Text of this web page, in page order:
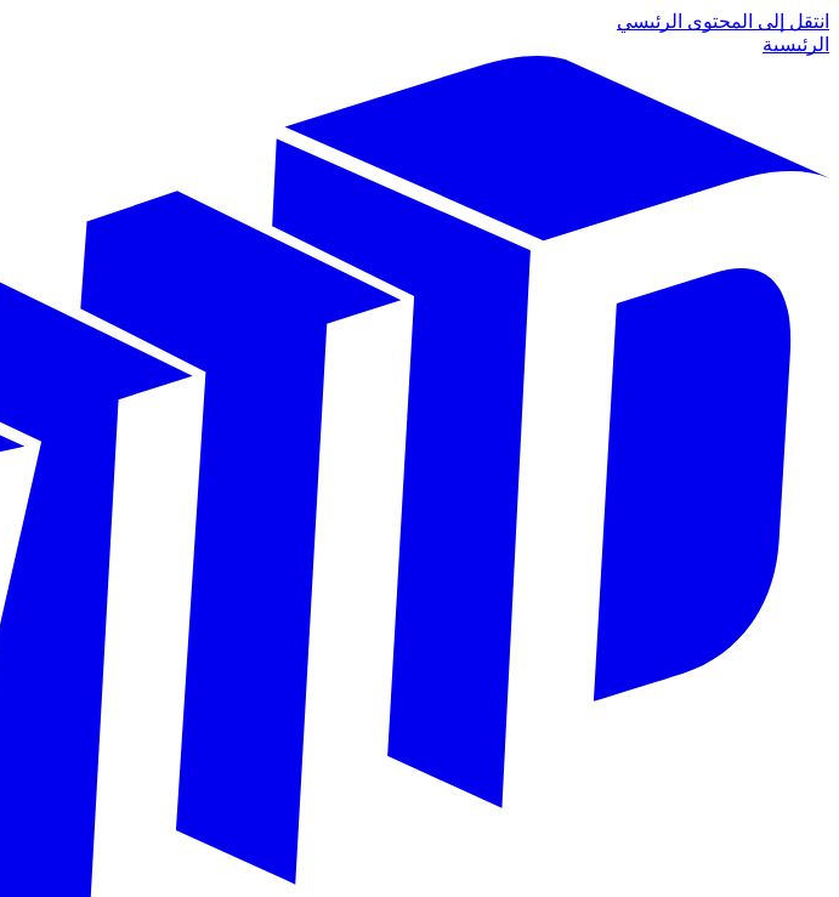
انتقل إلى المحتوى الرئيسي
الرئيسية